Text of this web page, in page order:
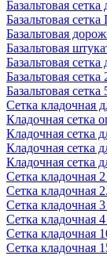
Базальтовая
Базальтовая
Базальтовая
Базальтовая
Базальтовая сетка
Базальтовая
Базальтовая
Сетка кладочная
Кладочная сетка
Кладочная сетка
Кладочная сетка
Кладочная сетка
Сетка кладочная
Сетка кладочная
Сетка кладочная
Сетка кладочная
Сетка кладочная
Сетка кладочная